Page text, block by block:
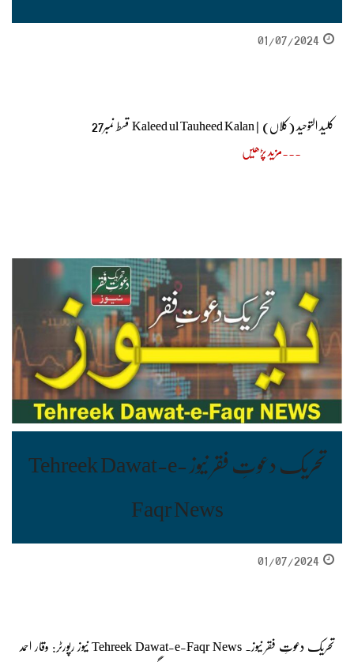
01/07/2024
مزید پڑھیں
تحریک دعوتِ فقر نیوز Tehreek Dawat-e-
Faqr News
01/07/2024
تحریک دعوتِ فقر نیوز۔ Tehreek Dawat-e-Faqr News نیوز رپورٹر: وقار احمد